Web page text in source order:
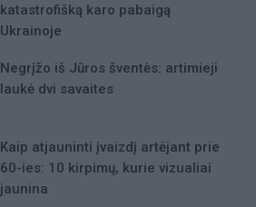
katastrofišką karo pabaigą
Ukrainoje
Negrįžo iš Jūros šventės: artimieji
laukė dvi savaites
Kaip atjauninti įvaizdį artėjant prie
60-ies: 10 kirpimų, kurie vizualiai
jaunina